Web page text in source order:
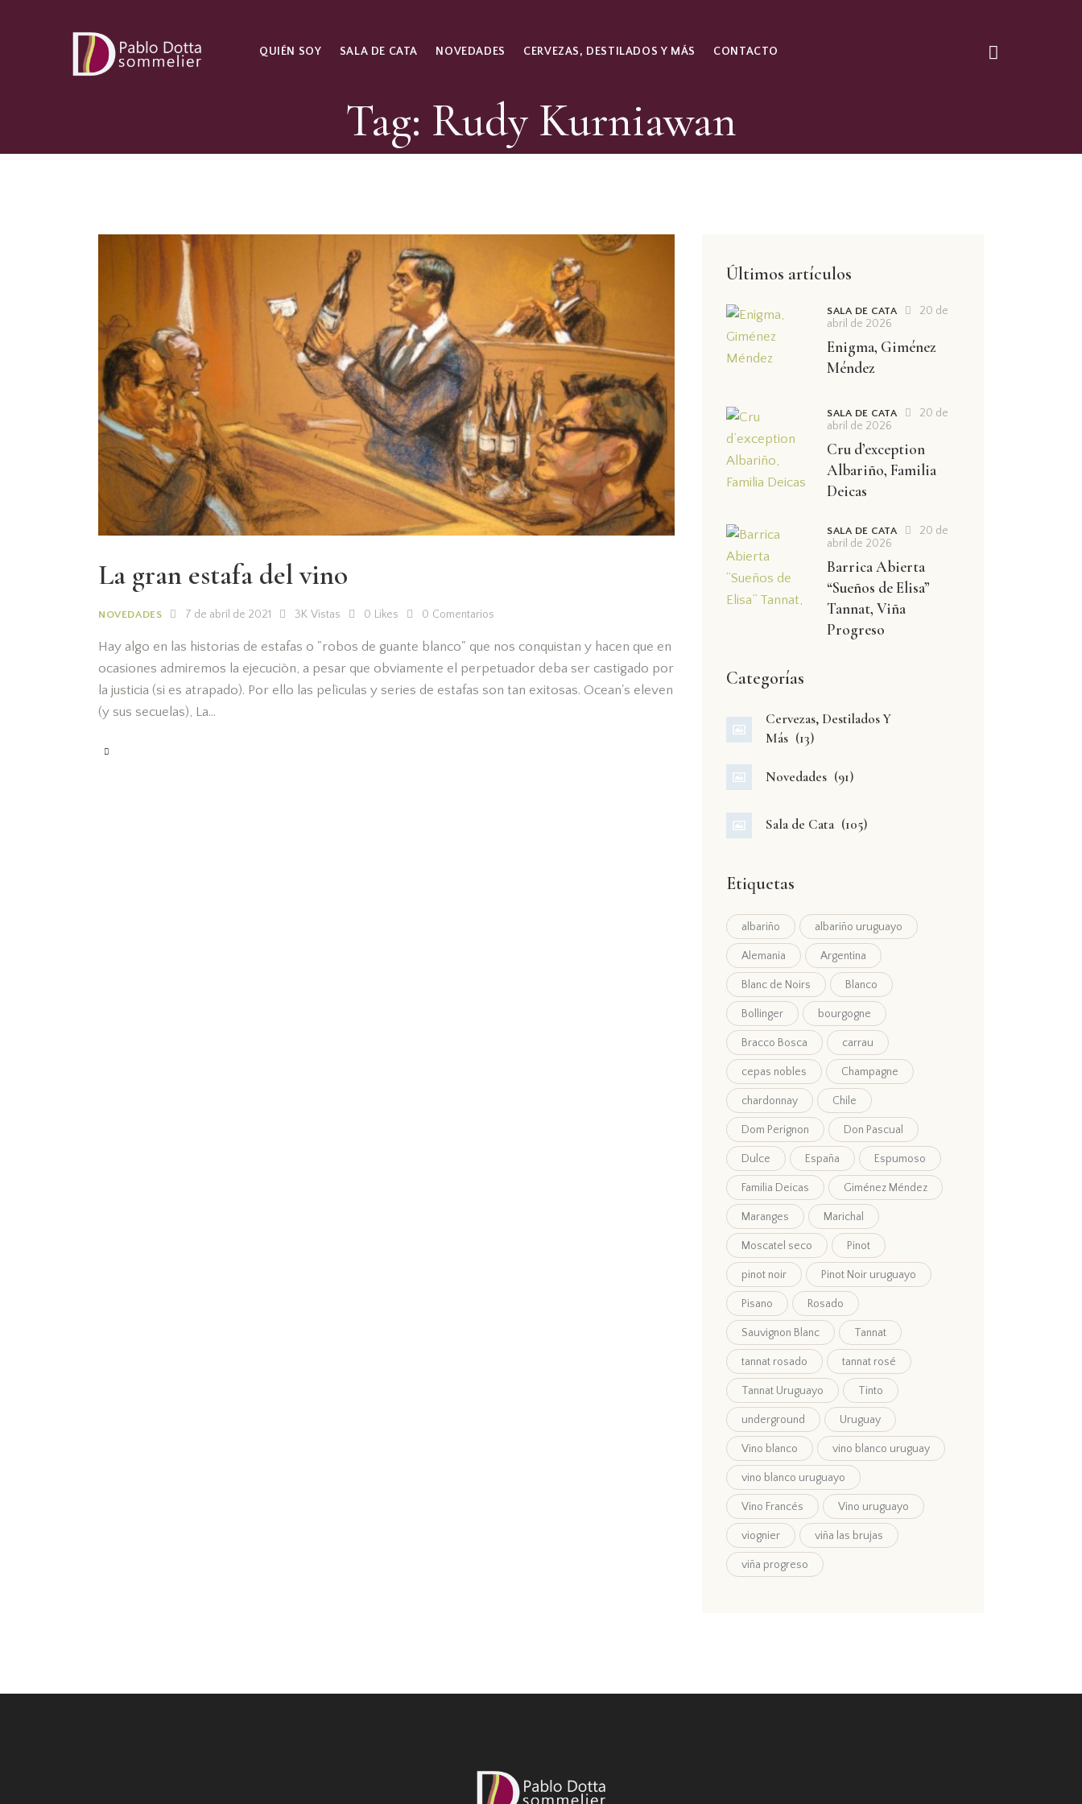
QUIÉN SOY SALA DE CATA NOVEDADES CERVEZAS, DESTILADOS Y MÁS CONTACTO
Tag: Rudy Kurniawan
La gran estafa del vino
NOVEDADES 7 de abril de 2021 3K Vistas 0 Likes 0 Comentarios
Hay algo en las historias de estafas o "robos de guante blanco" que nos conquistan y hacen que en
ocasiones admiremos la ejecuciòn, a pesar que obviamente el perpetuador deba ser castigado por
la justicia (si es atrapado). Por ello las pelìculas y series de estafas son tan exitosas. Ocean's eleven
(y sus secuelas), La…
Últimos artículos
SALA DE CATA
20 de
abril de 2026
Enigma, Giménez
Méndez
SALA DE CATA
20 de
abril de 2026
Cru d’exception
Albariño, Familia
Deicas
SALA DE CATA
20 de
abril de 2026
Barrica Abierta
“Sueños de Elisa”
Tannat, Viña
Progreso
Categorías
Cervezas, Destilados Y
Más (13)
Novedades (91)
Sala de Cata (105)
Etiquetas
albariño albariño uruguayo
Alemania Argentina
Blanc de Noirs Blanco
Bollinger bourgogne
Bracco Bosca carrau
cepas nobles Champagne
chardonnay Chile
Dom Perignon Don Pascual
Dulce España Espumoso
Familia Deicas Giménez Méndez
Maranges Marichal
Moscatel seco Pinot
pinot noir Pinot Noir uruguayo
Pisano Rosado
Sauvignon Blanc Tannat
tannat rosado tannat rosé
Tannat Uruguayo Tinto
underground Uruguay
Vino blanco vino blanco uruguay
vino blanco uruguayo
Vino Francés Vino uruguayo
viognier viña las brujas
viña progreso